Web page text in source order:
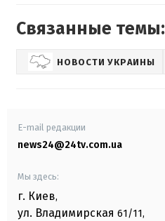
Связанные темы:
НОВОСТИ УКРАИНЫ
E-mail редакции
news24@24tv.com.ua
Мы здесь:
г. Киев,
ул. Владимирская 61/11,